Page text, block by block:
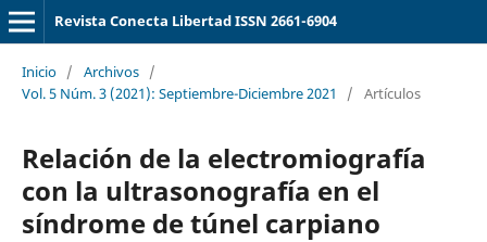
Revista Conecta Libertad ISSN 2661-6904
Inicio / Archivos /
Vol. 5 Núm. 3 (2021): Septiembre-Diciembre 2021
/ Artículos
Relación de la electromiografía
con la ultrasonografía en el
síndrome de túnel carpiano